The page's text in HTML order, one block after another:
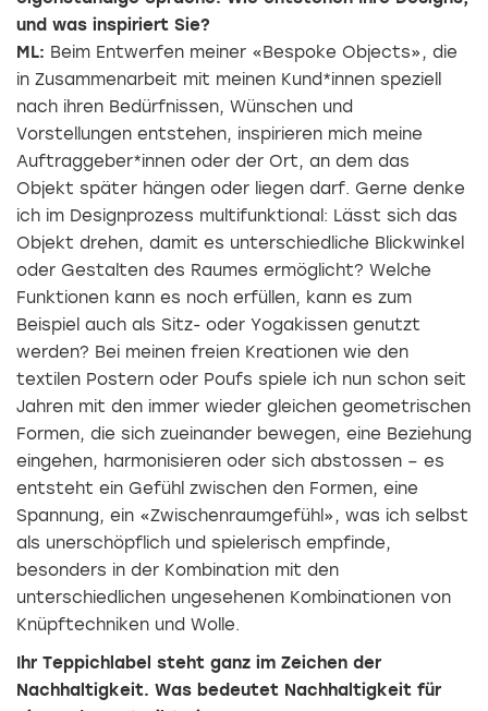
und was inspiriert Sie?
ML: Beim Entwerfen meiner «Bespoke Objects», die
in Zusammenarbeit mit meinen Kund*innen speziell
nach ihren Bedürfnissen, Wünschen und
Vorstellungen entstehen, inspirieren mich meine
Auftraggeber*innen oder der Ort, an dem das
Objekt später hängen oder liegen darf. Gerne denke
ich im ­Designprozess multifunktional: Lässt sich das
Objekt drehen, damit es unterschiedliche Blickwinkel
oder Gestalten des Raumes ermöglicht? Welche
Funktionen kann es noch erfüllen, kann es zum
Beispiel auch als Sitz- oder Yogakissen genutzt
werden? Bei meinen freien Kreationen wie den
textilen Postern oder Poufs spiele ich nun schon seit
Jahren mit den immer wieder gleichen geometrischen
Formen, die sich zueinander bewegen, eine Beziehung
eingehen, harmonisieren oder sich abstossen – es
entsteht ein Gefühl zwischen den Formen, eine
Spannung, ein «Zwischenraumgefühl», was ich selbst
als unerschöpflich und spielerisch empfinde,
besonders in der Kombination mit den
unterschiedlichen ungesehenen Kombinationen von
Knüpftechniken und Wolle.
Ihr Teppichlabel steht ganz im Zeichen der
Nachhaltigkeit. Was bedeutet Nachhaltigkeit für